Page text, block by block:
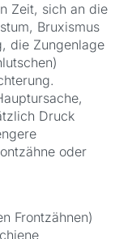
Zeit, sich an die
Bruxismus
die Zungenlage
Druck
oder
Frontzähnen)